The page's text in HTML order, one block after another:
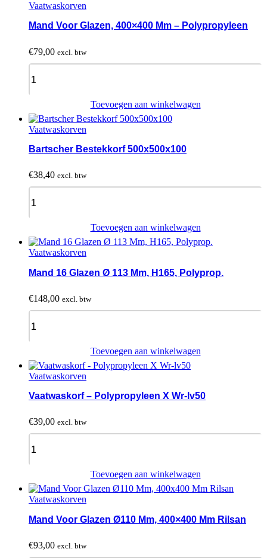
H130
Mm,
Polyprop.
Vaatwaskorven
Mand Voor Glazen, 400×400 Mm – Polypropyleen
€79,00 excl. btw
Voor
Mm
-
Polypropyleen
quantity
Toevoegen aan winkelwagen
Vaatwaskorven
Bartscher Bestekkorf 500x500x100
€38,40 excl. btw
Bestekkorf
Toevoegen aan winkelwagen
Vaatwaskorven
Mand 16 Glazen Ø 113 Mm, H165, Polyprop.
€148,00 excl. btw
16
113
Mm,
H165,
Polyprop.
quantity
Toevoegen aan winkelwagen
Vaatwaskorven
Vaatwaskorf – Polypropyleen X Wr-lv50
€39,00 excl. btw
-
Wr-
lv50
quantity
Toevoegen aan winkelwagen
Vaatwaskorven
Mand Voor Glazen Ø110 Mm, 400×400 Mm Rilsan
€93,00 excl. btw